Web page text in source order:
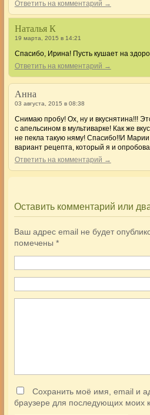
Ответить на комментарий →
Наталья К
19 марта, 2015 в 14:21
Спасибо, Ирина! Пусть кушает на
Ответить на комментарий →
Анна
03 августа, 2015 в 08:38
Снимаю пробу! Ох, ну и вкуснятина!!!
с апельсином в мультиварке! Как же
не пекла такую няму! Спасибо!!И
вариант рецепта, который я и
Ответить на комментарий →
Оставить комментарий или
Ваш адрес email не будет
помечены *
Сохранить моё имя, email и
браузере для последующих моих